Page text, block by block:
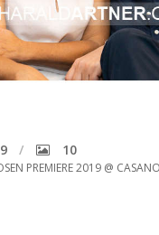
10
PREMIERE 2019 @